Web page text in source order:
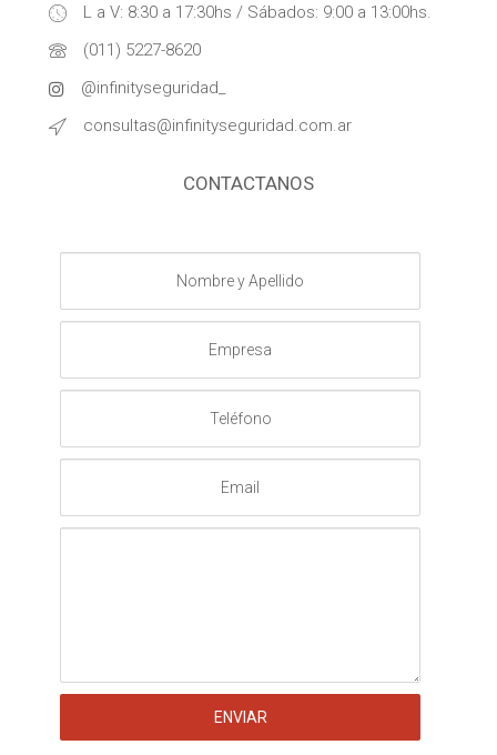
CONTACTANOS
Apellido
L a V: 8:30 a 17:30hs / Sábados: 9:00 a 13:00hs.
(011) 5227-8620
@infinityseguridad_
consultas@infinityseguridad.com.ar